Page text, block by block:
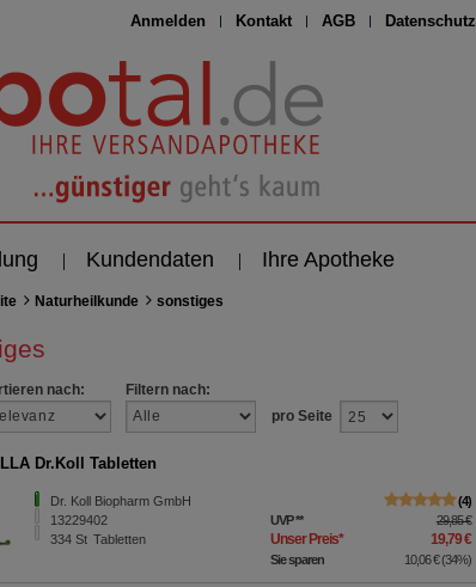
Anmelden Kontakt AGB Datenschutz
Kundendaten Ihre Apotheke
Naturheilkunde sonstiges
nach:
Filtern nach:
pro Seite
Dr.Koll Tabletten
Dr. Koll Biopharm GmbH
13229402
334St Tabletten
4
UVP** 29,85 €
Unser Preis* 19,79 €
Sie sparen 10,06 €(34%)